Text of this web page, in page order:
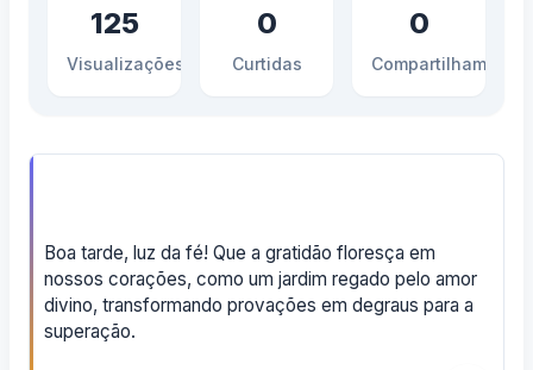
125
Visualizações
0
Curtidas
0
Compartilhamentos
Boa tarde, luz da fé! Que a gratidão floresça em
nossos corações, como um jardim regado pelo amor
divino, transformando provações em degraus para a
superação.